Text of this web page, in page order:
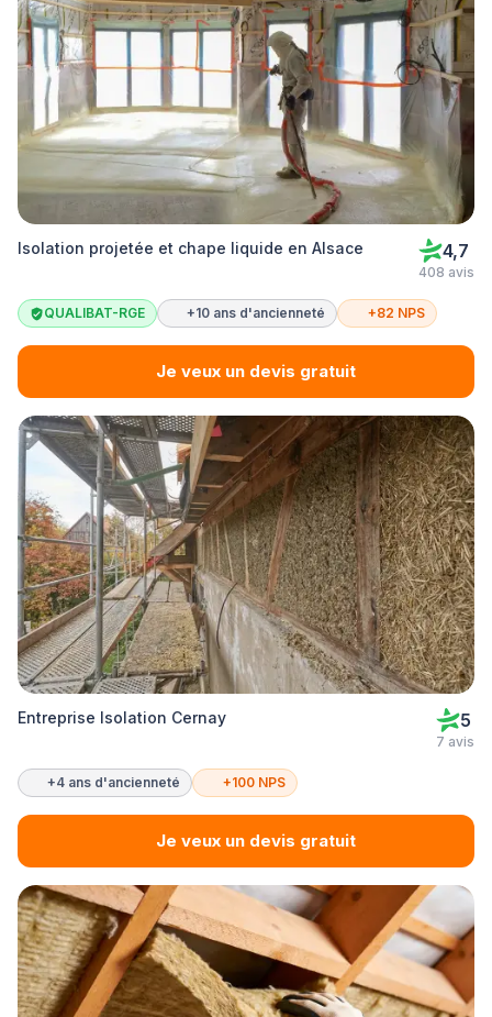
Isolation projetée et chape liquide en Alsace 4,7
408 avis
QUALIBAT-RGE +10 ans d'ancienneté +82 NPS
Je veux un devis gratuit
Entreprise Isolation Cernay 5
7 avis
+4 ans d'ancienneté +100 NPS
Je veux un devis gratuit